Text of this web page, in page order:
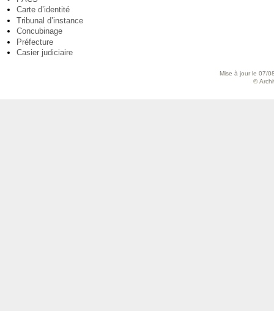
Carte d’identité
Tribunal d’instance
Concubinage
Préfecture
Casier judiciaire
Mise à jour le 07/
©